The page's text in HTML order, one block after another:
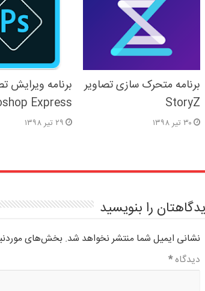
برنامه متحرک سازی تصاویر
StoryZ
۳۰ تیر ۱۳۹۸
برنامه ویرایش
Express
۲۹ تیر ۱۳۹۸
را بنویسید
نشانی ایمیل شما منتشر نخواهد شد. بخش‌های
دیدگاه*